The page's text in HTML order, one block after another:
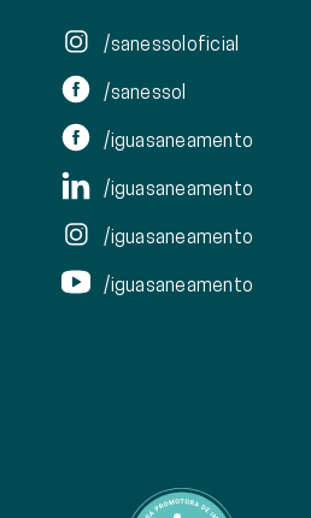
/sanessoloficial
/sanessol
/iguasaneamento
/iguasaneamento
/iguasaneamento
/iguasaneamento